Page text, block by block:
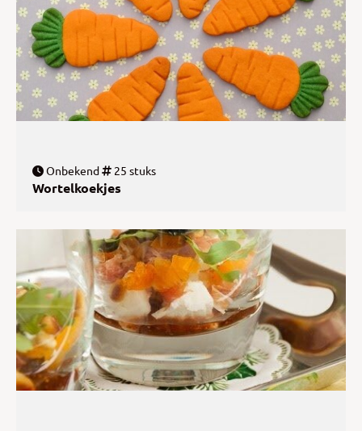
Onbekend 25 stuks
Wortelkoekjes